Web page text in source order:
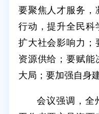
要聚焦人才服务，
行动，提升全民科
扩大社会影响力；
资源供给；要赋能
大局；要加强自身
会议强调，全